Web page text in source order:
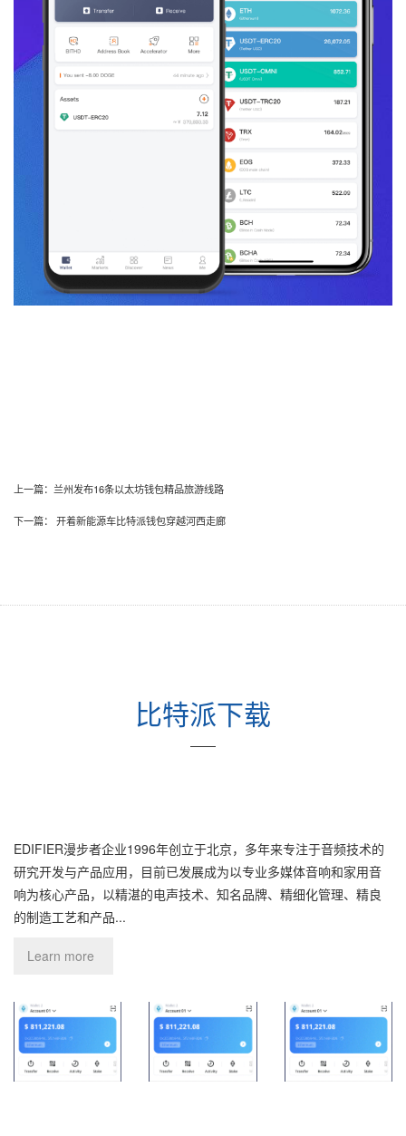
上一篇： 兰州发布16条以太坊钱包精品旅游线路
下一篇： 开着新能源车比特派钱包穿越河西走廊
比特派下载
——
EDIFIER漫步者企业1996年创立于北京，多年来专注于音频技术的
研究开发与产品应用，目前已发展成为以专业多媒体音响和家用音
响为核心产品，以精湛的电声技术、知名品牌、精细化管理、精良
的制造工艺和产品...
Learn more